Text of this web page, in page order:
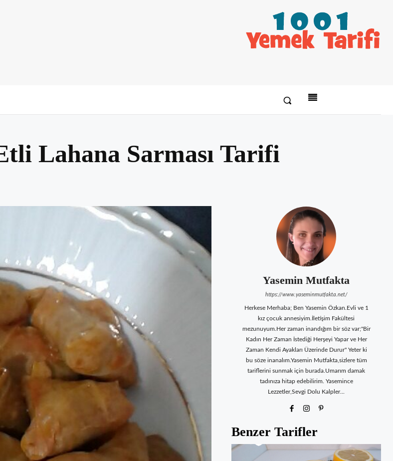
Lahana Sarması Tarifi
Yasemin Mutfakta
https://www.yaseminmutfakta.net/
Herkese Merhaba; Ben Yasemin Özkan.Evli ve 1
kız çocuk annesiyim.İletişim Fakültesi
mezunuyum.Her zaman inandığım bir söz var;"Bir
Kadın Her Zaman İstediği Herşeyi Yapar ve Her
Zaman Kendi Ayakları Üzerinde Durur" Yeter ki
bu söze inanalım.Yasemin Mutfakta,sizlere tüm
tariflerini sunmak için burada.Umarım damak
tadınıza hitap edebilirim. Yasemince
Lezzetler,Sevgi Dolu Kalpler...
Benzer Tarifler